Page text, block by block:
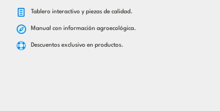
Tablero interactivo y piezas de calidad.
Manual con información agroecológica.
Descuentos exclusivo en productos.